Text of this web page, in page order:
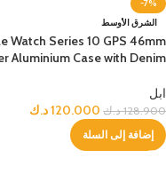
-7%
الشرق الأوسط
Watch Series 10 GPS 46mm
Aluminium Case with Denim
ابل
128.900 د.ك 120.000د.ك
إضافة إلى السلة